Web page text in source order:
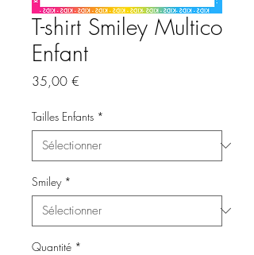
T-shirt Smiley Multico
Enfant
35,00 €
Tailles Enfants *
Smiley *
Quantité *